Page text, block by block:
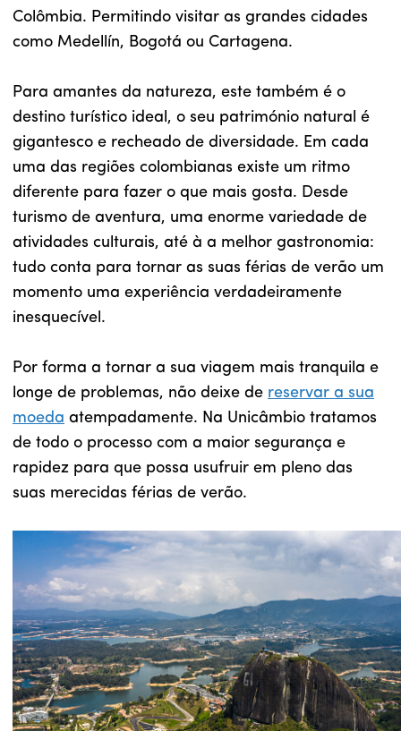
Colômbia. Permitindo visitar as grandes cidades
como Medellín, Bogotá ou Cartagena.
Para amantes da natureza, este também é o
destino turístico ideal, o seu património natural é
gigantesco e recheado de diversidade. Em cada
uma das regiões colombianas existe um ritmo
diferente para fazer o que mais gosta. Desde
turismo de aventura, uma enorme variedade de
atividades culturais, até à a melhor gastronomia:
tudo conta para tornar as suas férias de verão um
momento uma experiência verdadeiramente
inesquecível.
Por forma a tornar a sua viagem mais tranquila e
longe de problemas, não deixe de reservar a sua
moeda atempadamente. Na Unicâmbio tratamos
de todo o processo com a maior segurança e
rapidez para que possa usufruir em pleno das
suas merecidas férias de verão.